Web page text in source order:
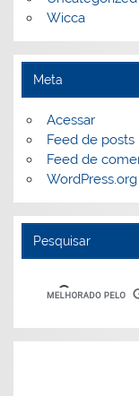
Wicca
Meta
Acessar
Feed de posts
Feed de
WordPress.org
Pesquisar